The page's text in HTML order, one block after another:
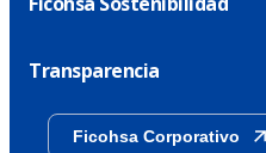
Transparencia
Ficohsa Corporativo